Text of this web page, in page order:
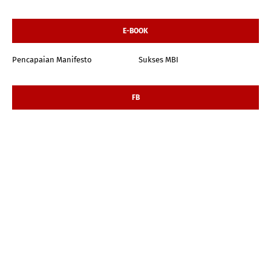
E-BOOK
Pencapaian Manifesto Sukses MBI
FB